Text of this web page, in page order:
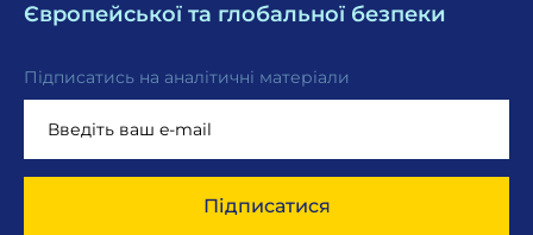
Європейської та глобальної безпеки
Підписатись на аналітичні матеріали
Підписатися